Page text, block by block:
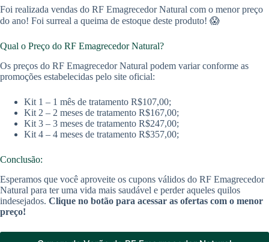
Foi realizada vendas do RF Emagrecedor Natural com o menor preço
do ano! Foi surreal a queima de estoque deste produto! 😱
Qual o Preço do RF Emagrecedor Natural?
Os preços do RF Emagrecedor Natural podem variar conforme as
promoções estabelecidas pelo site oficial:
Kit 1 – 1 mês de tratamento R$107,00;
Kit 2 – 2 meses de tratamento R$167,00;
Kit 3 – 3 meses de tratamento R$247,00;
Kit 4 – 4 meses de tratamento R$357,00;
Conclusão:
Esperamos que você aproveite os cupons válidos do RF Emagrecedor
Natural para ter uma vida mais saudável e perder aqueles quilos
indesejados. Clique no botão para acessar as ofertas com o menor
preço!